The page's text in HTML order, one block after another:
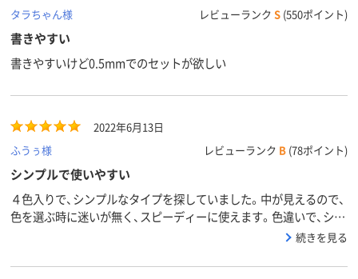
タラちゃん様
レビューランク S (550ポイント)
書きやすい
書きやすいけど0.5mmでのセットが欲しい
2022年6月13日
ふうぅ様
レビューランク B (78ポイント)
シンプルで使いやすい
４色入りで、シンプルなタイプを探していました。中が見えるので、
色を選ぶ時に迷いが無く、スピーディーに使えます。色違いで、シリ
続きを見る